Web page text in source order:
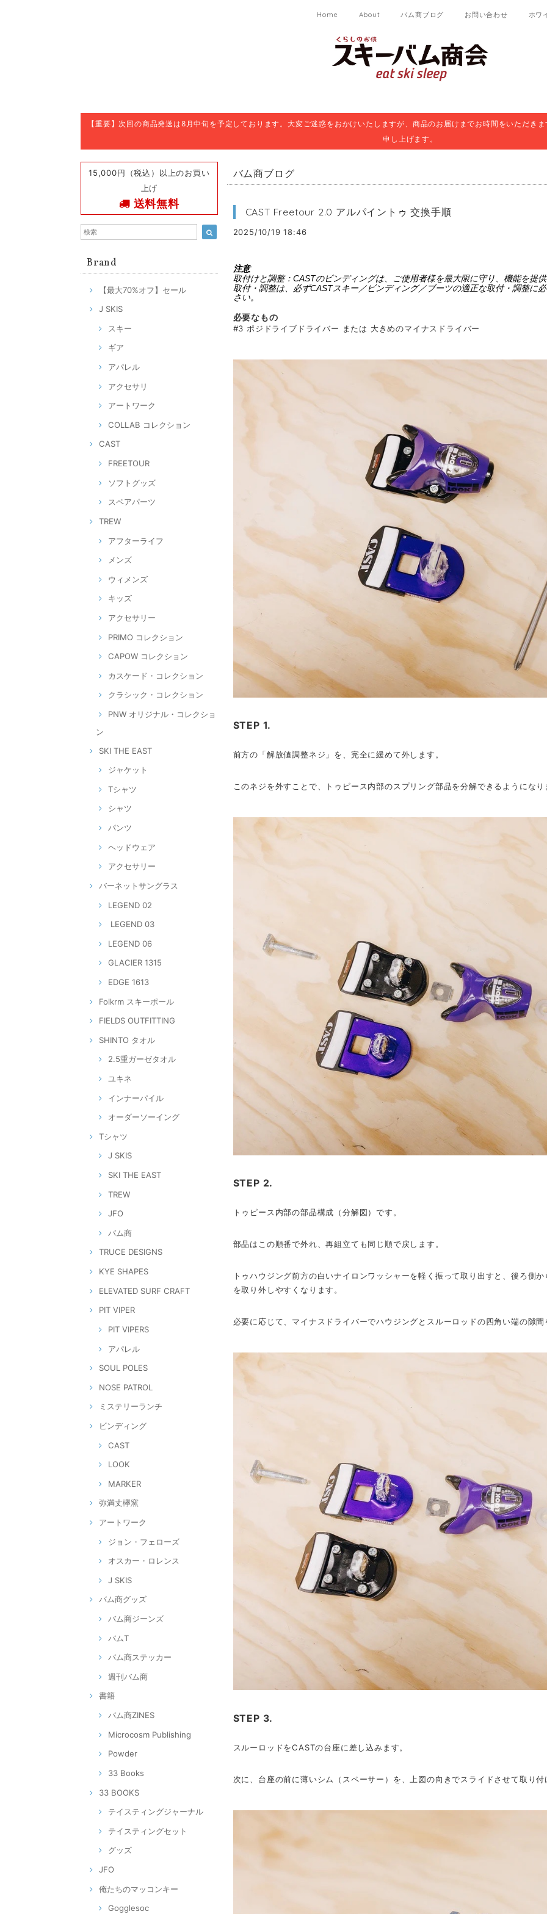
Home About バム商ブログ お問い合わせ ホワ
【重要】次回の商品発送は8月中旬を予定しております。大変ご迷惑をおかけいたしますが、商品のお届けまでお時間をいただき
申し上げます。
15,000円（税込）以上のお買い
上げ
送料無料
Brand
【最大70%オフ】セール
J SKIS
スキー
ギア
アパレル
アクセサリ
アートワーク
COLLAB コレクション
CAST
FREETOUR
ソフトグッズ
スペアパーツ
TREW
アフターライフ
メンズ
ウィメンズ
キッズ
アクセサリー
PRIMO コレクション
CAPOW コレクション
カスケード・コレクション
クラシック・コレクション
PNW オリジナル・コレクショ
ン
SKI THE EAST
ジャケット
Tシャツ
シャツ
パンツ
ヘッドウェア
アクセサリー
バーネットサングラス
LEGEND 02
LEGEND 03
LEGEND 06
GLACIER 1315
EDGE 1613
Folkrm スキーポール
FIELDS OUTFITTING
SHINTO タオル
2.5重ガーゼタオル
ユキネ
インナーパイル
オーダーソーイング
Tシャツ
J SKIS
SKI THE EAST
TREW
JFO
バム商
TRUCE DESIGNS
KYE SHAPES
ELEVATED SURF CRAFT
PIT VIPER
PIT VIPERS
アパレル
SOUL POLES
NOSE PATROL
ミステリーランチ
ビンディング
CAST
LOOK
MARKER
弥満丈欅窯
アートワーク
ジョン・フェローズ
オスカー・ロレンス
J SKIS
バム商グッズ
バム商ジーンズ
バムT
バム商ステッカー
週刊バム商
書籍
バム商ZINES
Microcosm Publishing
Powder
33 Books
33 BOOKS
テイスティングジャーナル
テイスティングセット
グッズ
JFO
俺たちのマッコンキー
Gogglesoc
バム商ブログ
CAST Freetour 2.0 アルパイントゥ 交換手順
2025/10/19 18:46
注意
取付けと調整：CASTのビンディングは、ご使用者様を最大限に守り、機能を提
取付・調整は、必ずCASTスキー／ビンディング／ブーツの適正な取付・調整に
さい。
必要なもの
#3 ポジドライブドライバー または 大きめのマイナスドライバー
STEP 1.
前方の「解放値調整ネジ」を、完全に緩めて外します。
このネジを外すことで、トゥピース内部のスプリング部品を分解できるようになり
STEP 2.
トゥピース内部の部品構成（分解図）です。
部品はこの順番で外れ、再組立ても同じ順で戻します。
トゥハウジング前方の白いナイロンワッシャーを軽く振って取り出すと、後ろ側
を取り外しやすくなります。
必要に応じて、マイナスドライバーでハウジングとスルーロッドの四角い端の隙
STEP 3.
スルーロッドをCASTの台座に差し込みます。
次に、台座の前に薄いシム（スペーサー）を、上図の向きでスライドさせて取り付